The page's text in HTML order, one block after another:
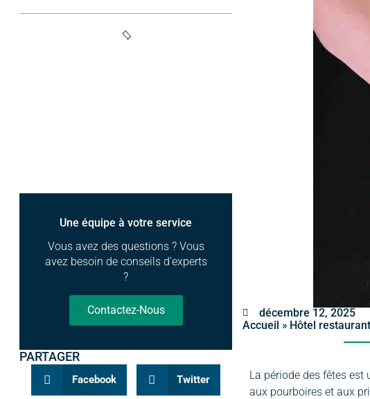
Une équipe à votre service
Vous avez des questions ? Vous
avez besoin de conseils d'experts
?
Contactez-Nous
PARTAGER
Facebook Twitter
décembre 12, 2025
Accueil » Hôtel
La période des fêtes
aux pourboires et aux